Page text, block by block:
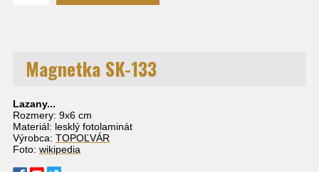
Magnetka SK-133
Lazany...
Rozmery: 9x6 cm
Materiál: lesklý fotolaminát
Výrobca: TOPOĽVÁR
Foto: wikipedia